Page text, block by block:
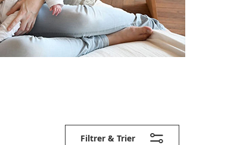
Filtrer & Trier